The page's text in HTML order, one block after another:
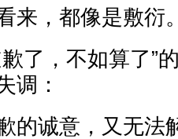
来，都像是敷衍
了，不如算了”
调：
的诚意，又无法